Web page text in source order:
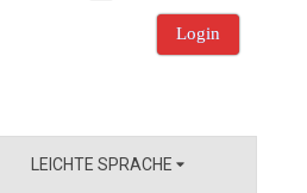
Login
LEICHTE SPRACHE